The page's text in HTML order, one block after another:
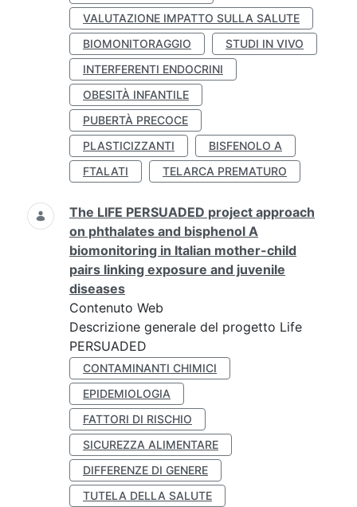
VALUTAZIONE IMPATTO SULLA SALUTE
BIOMONITORAGGIO
STUDI IN VIVO
INTERFERENTI ENDOCRINI
OBESITÀ INFANTILE
PUBERTÀ PRECOCE
PLASTICIZZANTI
BISFENOLO A
FTALATI
TELARCA PREMATURO
The LIFE PERSUADED project approach
on phthalates and bisphenol A
biomonitoring in Italian mother-child
pairs linking exposure and juvenile
diseases
Contenuto Web
Descrizione generale del progetto Life
PERSUADED
CONTAMINANTI CHIMICI
EPIDEMIOLOGIA
FATTORI DI RISCHIO
SICUREZZA ALIMENTARE
DIFFERENZE DI GENERE
TUTELA DELLA SALUTE